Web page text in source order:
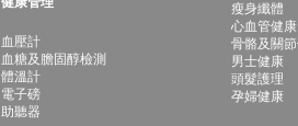
血壓計
血糖及膽固醇檢測
體溫計
電子磅
助聽器
瘦身纖體
心血管健康
骨骼及關
男士健康
頭髮護理
孕婦健康